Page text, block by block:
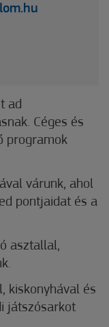
ad
Céges és
programok
várunk, ahol
pontjaidat és a
asztallal,
kiskonyhával és
játszósarkot